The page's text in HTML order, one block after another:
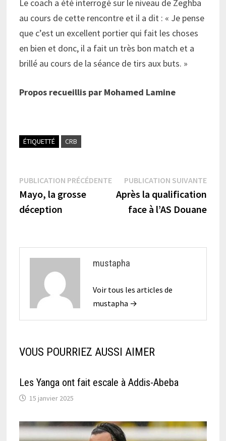
Le coach a été interrogé sur le niveau de Zeghba
au cours de cette rencontre et il a dit : « Je pense
que c’est un excellent portier qui fait les choses
en bien et donc, il a fait un très bon match et a
brillé au cours de la séance de tirs aux buts. »
Propos recueillis par Mohamed Lamine
ÉTIQUETTÉ CRB
Navigation
de
l’article
PUBLICATION PRÉCÉDENTEPublication
précédente :
Mayo, la grosse
déception
PUBLICATION SUIVANTE
Après la qualification
face à l’AS Douane
mustapha
Voir tous les articles de
mustapha →
VOUS POURRIEZ AUSSI AIMER
Les Yanga ont fait escale à Addis-Abeba
15 janvier 2025